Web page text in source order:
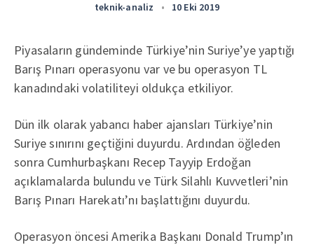
teknik-analiz • 10 Eki 2019
Piyasaların gündeminde Türkiye’nin Suriye’ye yaptığı
Barış Pınarı operasyonu var ve bu operasyon TL
kanadındaki volatiliteyi oldukça etkiliyor.
Dün ilk olarak yabancı haber ajansları Türkiye’nin
Suriye sınırını geçtiğini duyurdu. Ardından öğleden
sonra Cumhurbaşkanı Recep Tayyip Erdoğan
açıklamalarda bulundu ve Türk Silahlı Kuvvetleri’nin
Barış Pınarı Harekatı’nı başlattığını duyurdu.
Operasyon öncesi Amerika Başkanı Donald Trump’ın